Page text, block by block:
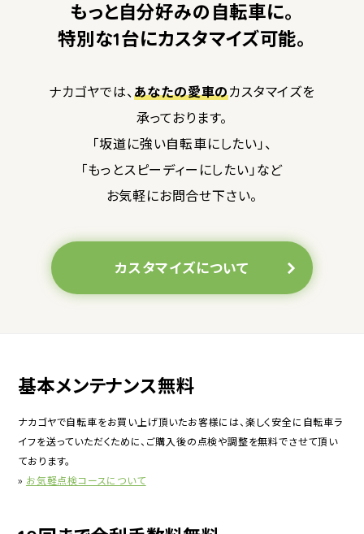
もっと自分好みの自転車に。
特別な1台にカスタマイズ可能。
ナカゴヤでは、あなたの愛車のカスタマイズを
承っております。
「坂道に強い自転車にしたい」、
「もっとスピーディーにしたい」など
お気軽にお問合せ下さい。
カスタマイズについて
基本メンテナンス無料
ナカゴヤで自転車をお買い上げ頂いたお客様には、楽しく安全に自転車ラ
イフを送っていただくために、ご購入後の点検や調整を無料でさせて頂い
ております。
» お気軽点検コースについて